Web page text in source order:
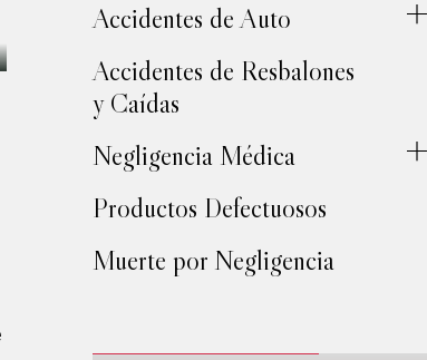
Accidentes de Auto
Accidentes de Resbalones
y Caídas
Negligencia Médica
Productos Defectuosos
Muerte por Negligencia